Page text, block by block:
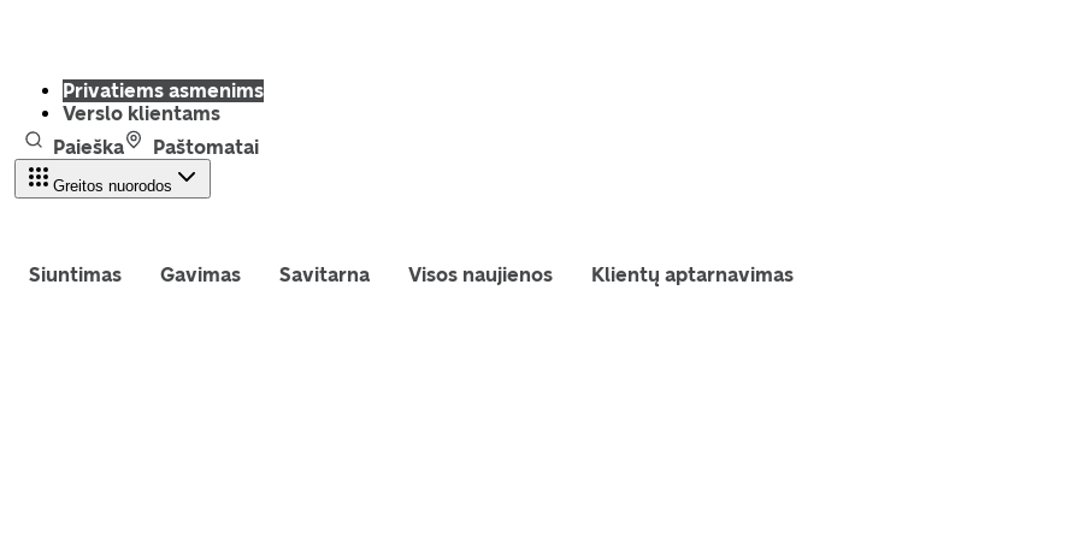
Privatiems asmenims
Verslo klientams
Paieška
Paštomatai
Greitos nuorodos
Siuntimas Gavimas Savitarna Visos naujienos Klientų aptarnavimas